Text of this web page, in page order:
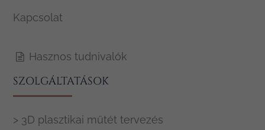
Kapcsolat
Hasznos tudnivalók
SZOLGÁLTATÁSOK
> 3D plasztikai műtét tervezés